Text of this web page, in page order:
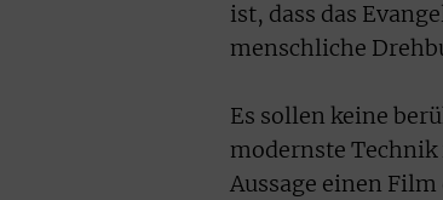
ist, dass das
menschliche
Es sollen keine
modernste
Aussage einen